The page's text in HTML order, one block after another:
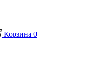
Корзина 0